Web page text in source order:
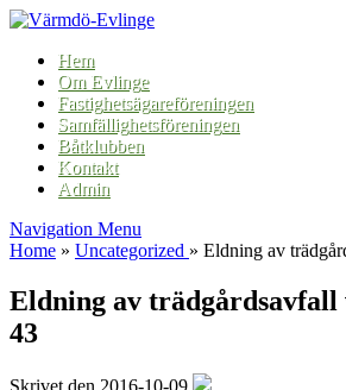
Hem
Om Evlinge
Fastighetsägareföreningen
Samfällighetsföreningen
Båtklubben
Kontakt
Admin
Navigation Menu
Home » Uncategorized » Eldning av
Eldning av trädgårdsavfall
43
Skrivet den 2016-10-09